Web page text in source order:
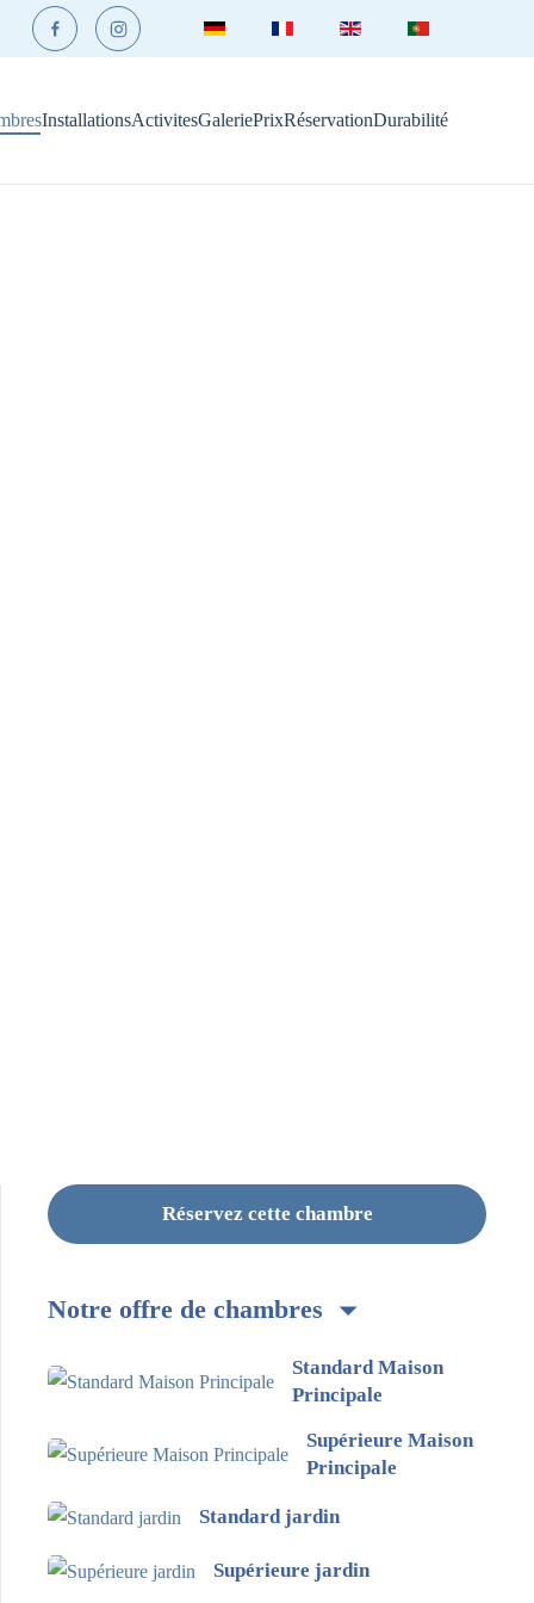
InstallationsActivitesGaleriePrixRéservationDurabilité
Réservez cette chambre
Notre offre de chambres
Standard Maison
Principale
Supérieure Maison
Principale
Standard jardin
Supérieure jardin